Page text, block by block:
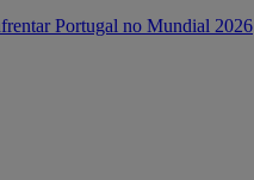
Portugal no Mundial 2026